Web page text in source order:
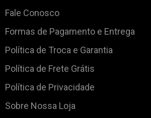
Fale Conosco
Formas de Pagamento e Entrega
Política de Troca e Garantia
Política de Frete Grátis
Política de Privacidade
Sobre Nossa Loja